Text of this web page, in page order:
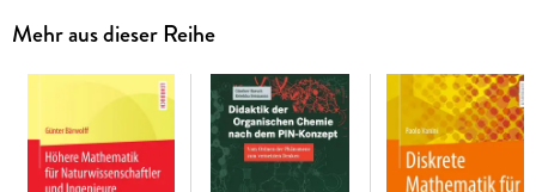
Unterrichtsinhalte der S I sowie Herstellung von Bezügen zu
den anderen Stoffgebieten des Mathematikunterrichts der S
II, Behandlung interessanter und für Schülerinnen und
Schüler attraktiver Anwendungen.
Mehr aus dieser Reihe